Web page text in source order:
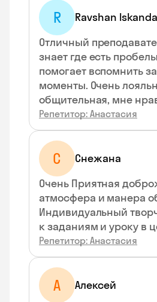
R Ravshan
Отличный
знает где есть
помогает вспомнить
моменты. Очень
общительная, мне
Репетитор: Анастасия
С Снежана
Очень Приятная
атмосфера и манера
Индивидуальный
к заданиям и уроку в
Репетитор: Анастасия
А Алексей